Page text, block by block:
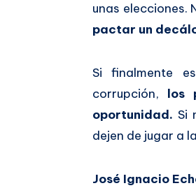
unas elecciones.
pactar un
Si finalmente
corrupción, los
oportunidad. Si
dejen de jugar a
José Ignacio